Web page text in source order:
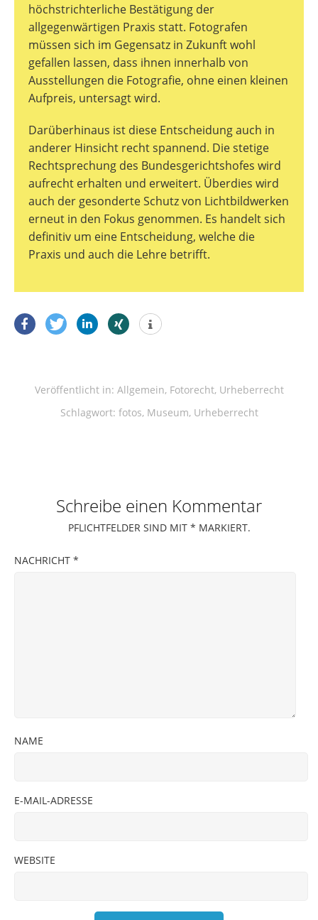
höchstrichterliche Bestätigung der
allgegenwärtigen Praxis statt. Fotografen
müssen sich im Gegensatz in Zukunft wohl
gefallen lassen, dass ihnen innerhalb von
Ausstellungen die Fotografie, ohne einen kleinen
Aufpreis, untersagt wird.
Darüberhinaus ist diese Entscheidung auch in
anderer Hinsicht recht spannend. Die stetige
Rechtsprechung des Bundesgerichtshofes wird
aufrecht erhalten und erweitert. Überdies wird
auch der gesonderte Schutz von Lichtbildwerken
erneut in den Fokus genommen. Es handelt sich
definitiv um eine Entscheidung, welche die
Praxis und auch die Lehre betrifft.
Veröffentlicht in: Allgemein, Fotorecht, Urheberrecht
Schlagwort: fotos, Museum, Urheberrecht
Schreibe einen Kommentar
PFLICHTFELDER SIND MIT * MARKIERT.
NACHRICHT *
NAME
E-MAIL-ADRESSE
WEBSITE